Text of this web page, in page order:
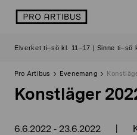
logo
Elverket ti–sö kl. 11–17 | Sinne ti–sö
Pro Artibus Evenemang
Konstläger
6.6.2022 - 23.6.2022 |